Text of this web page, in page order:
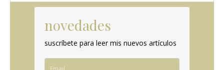
novedades
suscríbete para leer mis nuevos artículos